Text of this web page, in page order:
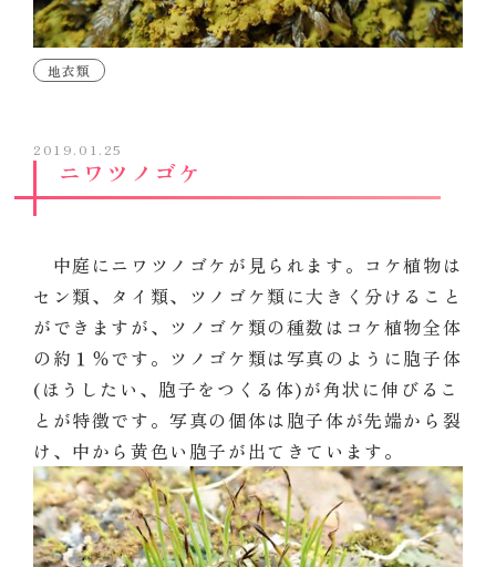
地衣類
2019.01.25
ニワツノゴケ
中庭にニワツノゴケが見られます。コケ植物は
セン類、タイ類、ツノゴケ類に大きく分けること
ができますが、ツノゴケ類の種数はコケ植物全体
の約１％です。ツノゴケ類は写真のように胞子体
(ほうしたい、胞子をつくる体)が角状に伸びるこ
とが特徴です。写真の個体は胞子体が先端から裂
け、中から黄色い胞子が出てきています。